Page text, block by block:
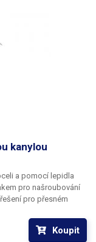
kanylou
a pomocí lepidla
pro našroubování
pro přesném
dvojitým závitem a
uchycení
Koupit